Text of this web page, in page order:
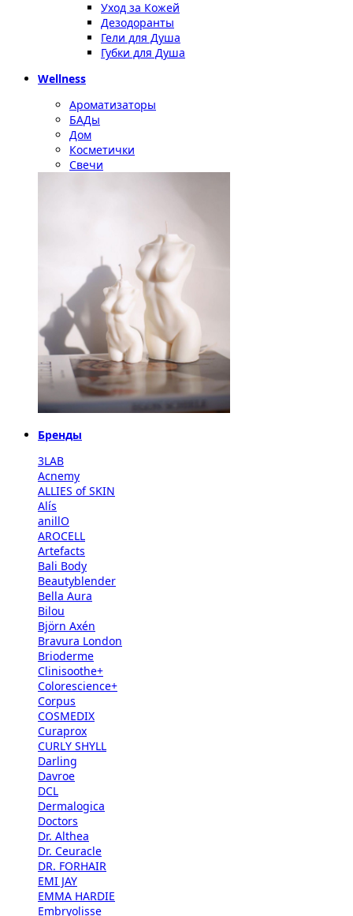
Уход за Кожей
Дезодоранты
Гели для Душа
Губки для Душа
Wellness
Ароматизаторы
БАДы
Дом
Косметички
Свечи
Бренды
3LAB
Acnemy
ALLIES of SKIN
Alís
anillO
AROCELL
Artefacts
Bali Body
Beautyblender
Bella Aura
Bilou
Björn Axén
Bravura London
Brioderme
Clinisoothe+
Colorescience+
Corpus
COSMEDIX
Curaprox
CURLY SHYLL
Darling
Davroe
DCL
Dermalogica
Doctors
Dr. Althea
Dr. Ceuracle
DR. FORHAIR
EMI JAY
EMMA HARDIE
Embryolisse